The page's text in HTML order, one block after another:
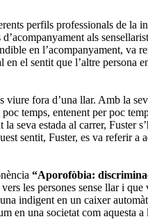
perfils professionals de la
als
en l’acompanyament, va
el sentit que l’altre persona
viure fora d’una llar. Amb la
temps, entenent per poc
estada al carrer, Fuster
sentit, Fuster, es va referir a
“Aporofòbia:
les persones sense llar i
indigent en un caixer
en una societat com aquesta